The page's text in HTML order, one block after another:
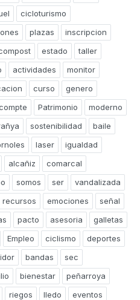
cicloturismo
plazas
inscripcion
estado
taller
actividades
monitor
curso
genero
Patrimonio
moderno
sostenibilidad
baile
laser
igualdad
alcañiz
comarcal
somos ser
vandalizada
recursos emociones
señal
pacto asesoria
galletas
Empleo ciclismo
deportes
bandas
sec
bienestar
peñarroya
riegos lledo
eventos